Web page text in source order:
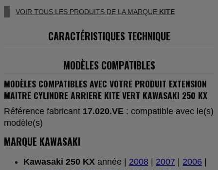
VOIR TOUS LES PRODUITS DE LA MARQUE KITE
CARACTÉRISTIQUES TECHNIQUE
MODÈLES COMPATIBLES
MODÈLES COMPATIBLES AVEC VOTRE PRODUIT EXTENSION
MAITRE CYLINDRE ARRIERE KITE VERT KAWASAKI 250 KX
Référence fabricant 17.020.VE : compatible avec le(s)
modèle(s)
MARQUE KAWASAKI
Kawasaki 250 KX année | 2008 2007 2006